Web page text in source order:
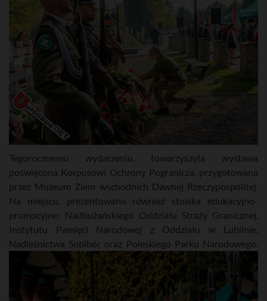
Tegorocznemu wydarzeniu, towarzyszyła wystawa
poświęcona Korpusowi Ochrony Pogranicza, przygotowana
przez Muzeum Ziem wschodnich Dawnej Rzeczypospolitej.
Na miejscu, prezentowano również stoiska edukacyjno-
promocyjne: Nadbużańskiego Oddziału Straży Granicznej,
Instytutu Pamięci Narodowej z Oddziału w Lublinie,
Nadleśnictwa Sobibór oraz Poleskiego Parku Narodowego.